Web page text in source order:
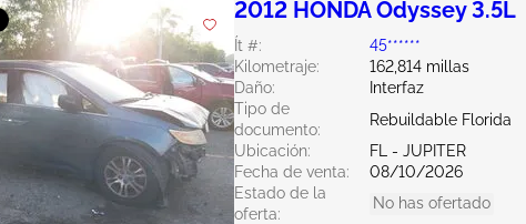
2012 HONDA Odyssey 3.5L
Ít #:
45******
Kilometraje:
162,814 millas
Daño:
Interfaz
Tipo de
documento:
Rebuildable Florida
Ubicación:
FL - JUPITER
Fecha de venta:
08/10/2026
Estado de la
oferta:
No has ofertado